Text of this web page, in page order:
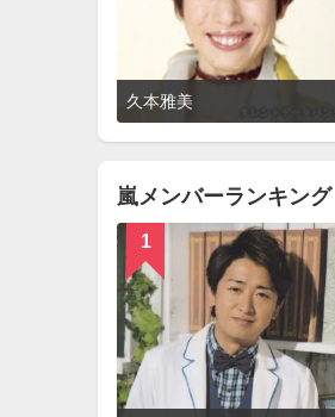
久本雅美
嵐メンバーランキング
1